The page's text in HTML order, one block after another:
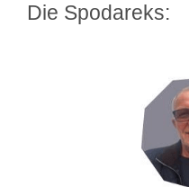
Die Spodareks: